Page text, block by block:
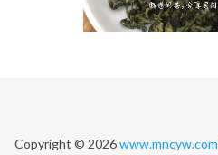
Copyright © 2026www.mncyw.com